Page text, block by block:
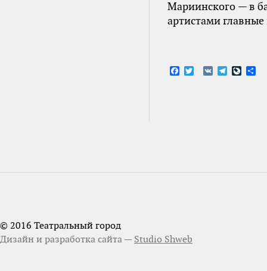
Мариинского — в
артистами
Facebook
Twitter
VK Telegram
© 2016 Театральный город
Дизайн и разработка сайта — Studio Shweb